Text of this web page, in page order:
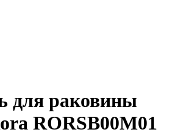
для раковины
RORSB00M01